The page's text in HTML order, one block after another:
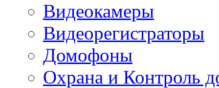
Видеокамеры
Видеорегистраторы
Домофоны
Охрана и Контроль